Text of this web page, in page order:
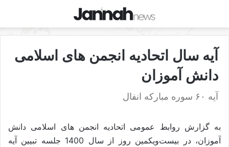
آیه سال اتحادیه انجمن های اسلامی
دانش آموزان
آیه ۶۰ سوره مبارکه انفال
به گزارش روابط عمومی اتحادیه انجمن های اسلامی دانش
آموزان، در بیست‌و‌یکمین روز از سال 1400 جلسه تبیین آیه